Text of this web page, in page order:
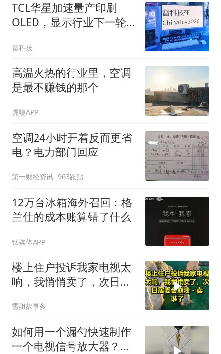
TCL华星加速量产印刷
OLED，显示行业下一轮
雷科技
高温火热的行业里，空调
是最不赚钱的那个
虎嗅APP
空调24小时开着反而更省
电？电力部门回应
第一财经资讯 963跟贴
12万台冰箱海外召回：格
兰仕的成本账算错了什么
钛媒体APP
楼上住户投诉我家电视太
响，我悄悄卖了，次日居
雪姐故事多
如何用一个漏勺快速制作
一个电视信号放大器？看